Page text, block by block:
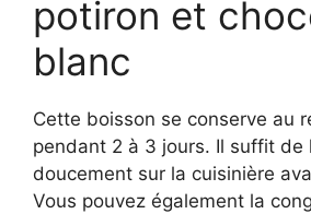
potiron et
blanc
Cette boisson se conserve au
pendant 2 à 3 jours. Il suffit de
doucement sur la cuisinière
Vous pouvez également la